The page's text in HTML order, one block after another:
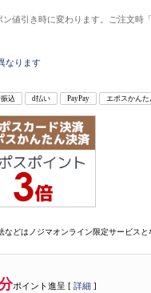
値引き時に変わります。ご注文時
なります
込 d払い PayPay エポスかんた
どはノジマオンライン限定サービスと
ポイント進呈 [ 詳細 ]